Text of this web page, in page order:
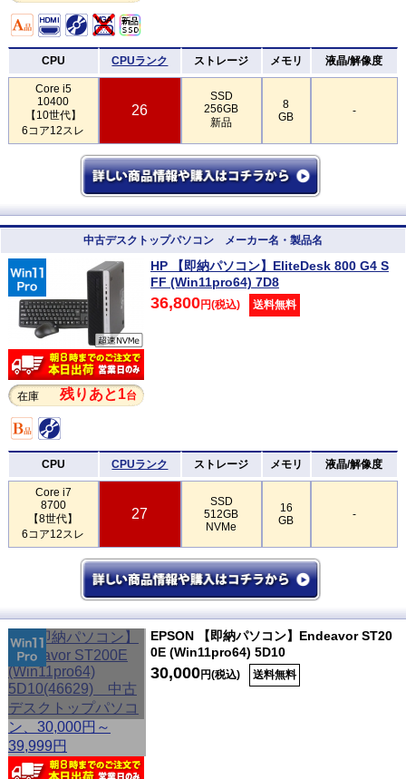
CPU CPUランク ストレージ メモリ 液晶/解像度
Core i5
10400
【10世代】
6コア12スレ
26
SSD
256GB
新品
8
GB
-
中古デスクトップパソコン メーカー名・製品名
在庫 残りあと1台
HP 【即納パソコン】EliteDesk 800 G4 S
FF (Win11pro64) 7D8
36,800円(税込) 送料無料
CPU CPUランク ストレージ メモリ 液晶/解像度
Core i7
8700
【8世代】
6コア12スレ
27
SSD
512GB
NVMe
16
GB
-
EPSON 【即納パソコン】Endeavor ST20
0E (Win11pro64) 5D10
30,000円(税込) 送料無料